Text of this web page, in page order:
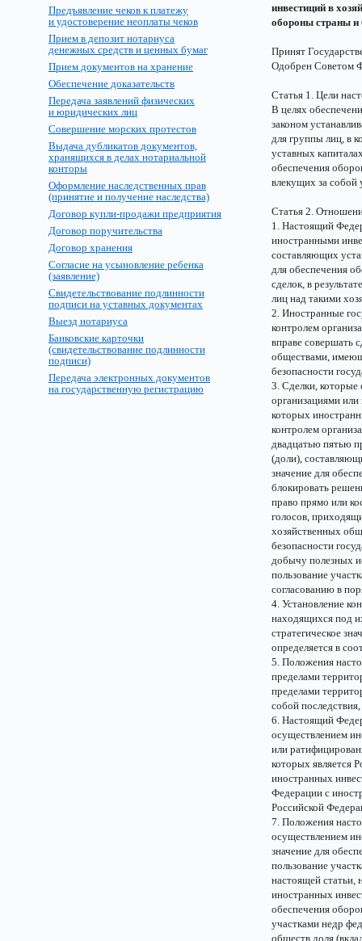
Предъявление чеков к платежу
и удостоверение неоплаты чеков
Прием в депозит нотариуса
денежных средств и ценных бумаг
Прием документов на хранение
Обеспечение доказательств
Передача заявлений физических
и юридических лиц
Совершение морских протестов
Выдача дубликатов документов,
хранящихся в делах нотариальной
конторы
Оформление наследственных прав
(принятие и получение наследства)
Договор купли-продажи предприятия
Договор поручительства
Договор хранения
Согласие на усыновление ребенка
(заявление)
Свидетельствование подлинности
подписи на уставных документах
Выезд нотариуса
Банковские карточки
(свидетельствование подлинности
подписи)
Передача электронных документов
на государственную регистрацию
инвестиций в
обороны страны и
Принят
Одобрен Советом
Статья 1. Цели
В целях
законом
для группы лиц, в
уставных
обеспечения
влекущих за собой
Статья 2.
1. Настоящий
иностранными
составляющих
для обеспечения
сделок, в
лиц над такими
2. Иностранные
контролем
вправе совершать
обществами,
безопасности
3. Сделки,
организациями
которых
контролем
двадцатью пятью
(доли),
значение для
блокировать
право прямо или
голосов,
хозяйственных
безопасности
добычу полезных
пользование
согласованию в
4. Установление
находящихся под
стратегическое
определяется в
5. Положения
пределами
пределами
собой
6. Настоящий
осуществлением
или
которых является
иностранных
Федерации с
Российской
7. Положения
осуществлением
значение для
пользование
настоящей статьи,
иностранных
обеспечения
участками недр
обществ доля